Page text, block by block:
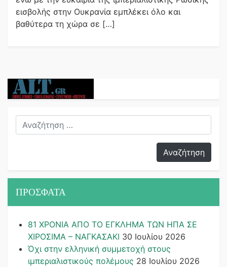
εισβολής στην Ουκρανία εμπλέκει όλο και
βαθύτερα τη χώρα σε […]
ΠΡΟΣΦΑΤΑ
81 ΧΡΟΝΙΑ ΑΠΟ ΤΟ ΕΓΚΛΗΜΑ ΤΩΝ ΗΠΑ ΣΕ
ΧΙΡΟΣΙΜΑ – ΝΑΓΚΑΣΑΚΙ 30 Ιουλίου 2026
Όχι στην ελληνική συμμετοχή στους
ιμπεριαλιστικούς πολέμους 28 Ιουλίου 2026